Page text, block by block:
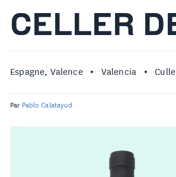
CELLER
Espagne, Valence Valencia
Par Pablo Calatayud